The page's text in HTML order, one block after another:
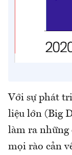
Với sự phát
liệu lớn (Big
làm ra những
mọi rào cản